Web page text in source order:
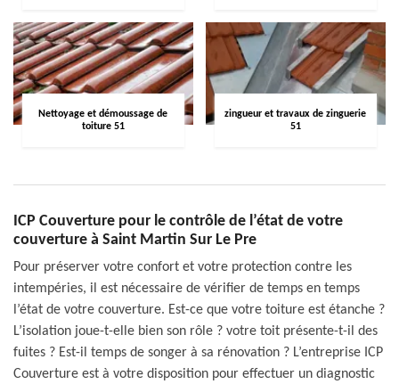
Nettoyage et démoussage de
toiture 51
zingueur et travaux de zinguerie
51
ICP Couverture pour le contrôle de l’état de votre
couverture à Saint Martin Sur Le Pre
Pour préserver votre confort et votre protection contre les
intempéries, il est nécessaire de vérifier de temps en temps
l’état de votre couverture. Est-ce que votre toiture est étanche ?
L’isolation joue-t-elle bien son rôle ? votre toit présente-t-il des
fuites ? Est-il temps de songer à sa rénovation ? L’entreprise ICP
Couverture est à votre disposition pour effectuer un diagnostic